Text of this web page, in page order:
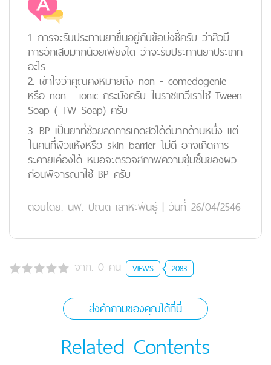
1. การจะรับประทานยาขึ้นอยู่กับข้อบ่งชี้ครับ ว่าสิวมี
การอักเสบมากน้อยเพียงใด ว่าจะรับประทานยาประเภท
อะไร
2. เข้าใจว่าคุณคงหมายถึง non - comedogenie
หรือ non - ionic กระมังครับ ในราชเทวีเราใช้ Tween
Soap ( TW Soap) ครับ
3. BP เป็นยาที่ช่วยลดการเกิดสิวได้ดีมากด้านหนึ่ง แต่
ในคนที่ผิวแห้งหรือ skin barrier ไม่ดี อาจเกิดการ
ระคายเคืองได้ หมอจะตรวจสภาพความชุ่มชื้นของผิว
ก่อนพิจารณาใช้ BP ครับ
ตอบโดย: นพ. ปณต เลาหะพันธุ์ | วันที่ 26/04/2546
จาก: 0 คน VIEWS 2083
ส่งคำถามของคุณได้ที่นี่
Related Contents